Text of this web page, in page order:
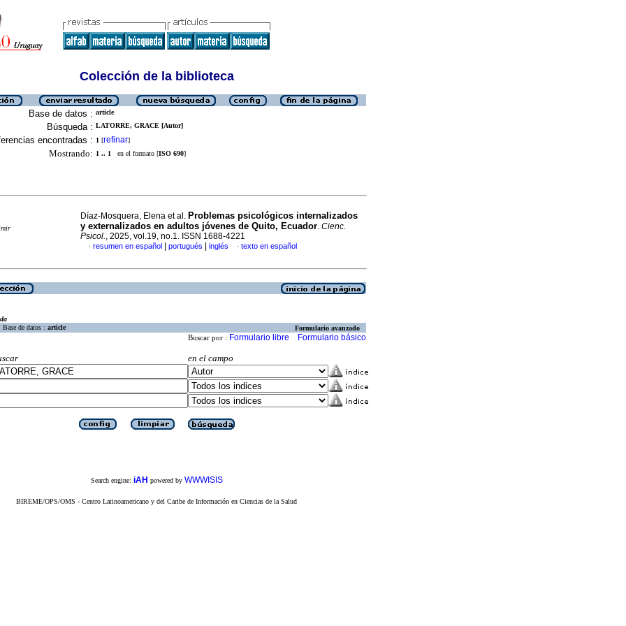
Colección de la biblioteca
Base de datos : article
Búsqueda : LATORRE, GRACE [Autor]
encontradas : 1 [refinar]
Mostrando: 1 .. 1 en el formato [ISO 690]
Díaz-Mosquera, Elena et al. Problemas psicológicos internalizados
y externalizados en adultos jóvenes de Quito, Ecuador. Cienc.
Psicol., 2025, vol.19, no.1. ISSN 1688-4221
· resumen en español portugués inglés · texto en español
Base de datos : article Formulario avanzado
Buscar por : Formulario libre Formulario básico
en el campo
Search engine: iAH powered by WWWISIS
BIREME/OPS/OMS - Centro Latinoamericano y del Caribe de Información en Ciencias de la Salud